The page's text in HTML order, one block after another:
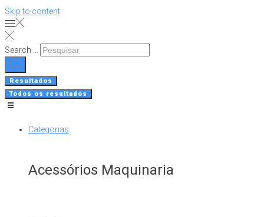
Skip to content
Search ...
Resultados
Todos os resultados
Categorias
Acessórios Maquinaria